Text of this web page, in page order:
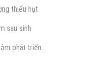
thiếu hụt
sau sinh
phát triển.